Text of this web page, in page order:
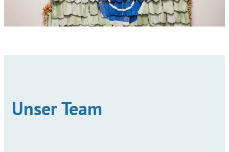
Unser Team